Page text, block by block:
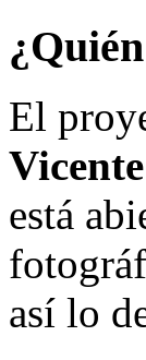
El
está
así lo